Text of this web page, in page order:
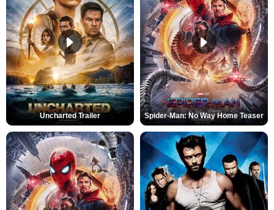
Uncharted Trailer Spider-Man: No Way Home Teaser